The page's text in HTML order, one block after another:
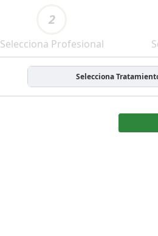
2
Selecciona Profesional
Selecciona